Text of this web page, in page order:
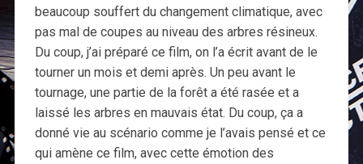
beaucoup souffert du changement climatique, avec
pas mal de coupes au niveau des arbres résineux.
Du coup, j’ai préparé ce film, on l’a écrit avant de le
tourner un mois et demi après. Un peu avant le
tournage, une partie de la forêt a été rasée et a
laissé les arbres en mauvais état. Du coup, ça a
donné vie au scénario comme je l’avais pensé et ce
qui amène ce film, avec cette émotion des